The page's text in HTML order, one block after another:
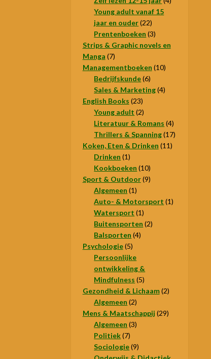
Young adult vanaf 15
jaar en ouder 2222
producten
Prentenboeken 33
producten
Strips & Graphic novels en
Manga 77
producten
Managementboeken 1010
Bedrijfskunde 66
producten
Sales & Marketing 44
English Books 2323
producten
Young adult 22
producten
Literatuur & Romans 44
producten
Thrillers & Spanning 1717
Koken, Eten & Drinken 1111
Drinken 11
product
Kookboeken 1010
producten
Sport & Outdoor 99
Algemeen 11
product
Auto- & Motorsport 11
Watersport 11
product
Buitensporten 22
Balsporten 44
Psychologie 55
producten
Persoonlijke
ontwikkeling &
Mindfulness 55
producten
Gezondheid & Lichaam 22
Algemeen 22
producten
Mens & Maatschappij 2929
Algemeen 33
Politiek 77
producten
Sociologie 99
producten